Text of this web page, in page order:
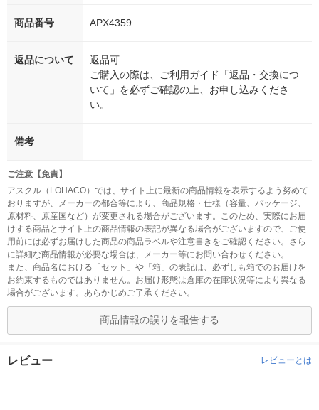
商品番号 APX4359
返品について
返品可
ご購入の際は、ご利用ガイド「返品・交換につ
いて」を必ずご確認の上、お申し込みくださ
い。
備考
ご注意【免責】
アスクル（LOHACO）では、サイト上に最新の商品情報を表示するよう努めて
おりますが、メーカーの都合等により、商品規格・仕様（容量、パッケージ、
原材料、原産国など）が変更される場合がございます。このため、実際にお届
けする商品とサイト上の商品情報の表記が異なる場合がございますので、ご使
用前には必ずお届けした商品の商品ラベルや注意書きをご確認ください。さら
に詳細な商品情報が必要な場合は、メーカー等にお問い合わせください。
また、商品名における「セット」や「箱」の表記は、必ずしも箱でのお届けを
お約束するものではありません。お届け形態は倉庫の在庫状況等により異なる
場合がございます。あらかじめご了承ください。
商品情報の誤りを報告する
レビュー レビューとは